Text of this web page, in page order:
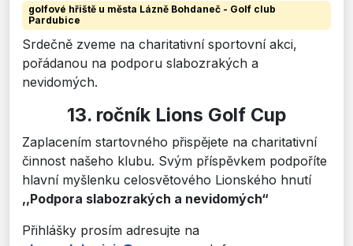
golfové hřiště u města Lázně Bohdaneč - Golf club
Pardubice
Srdečně zveme na charitativní sportovní akci,
pořádanou na podporu slabozrakých a
nevidomých.
13. ročník Lions Golf Cup
Zaplacením startovného přispějete na charitativní
činnost našeho klubu. Svým příspěvkem podpoříte
hlavní myšlenku celosvětového Lionského hnutí
,,Podpora slabozrakých a nevidomých“
Přihlášky prosím adresujte na